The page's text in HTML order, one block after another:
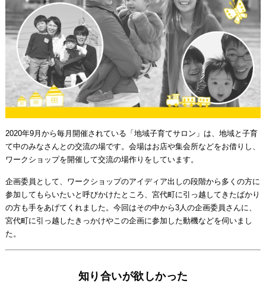
2020年9月から毎月開催されている「地域子育てサロン」は、地域と子育
て中のみなさんとの交流の場です。会場はお店や集会所などをお借りし、
ワークショップを開催して交流の場作りをしています。
企画委員として、ワークショップのアイディア出しの段階から多くの方に
参加してもらいたいと呼びかけたところ、宮代町に引っ越してきたばかり
の方も手をあげてくれました。今回はその中から3人の企画委員さんに、
宮代町に引っ越したきっかけやこの企画に参加した動機などを伺いまし
た。
知り合いが欲しかった